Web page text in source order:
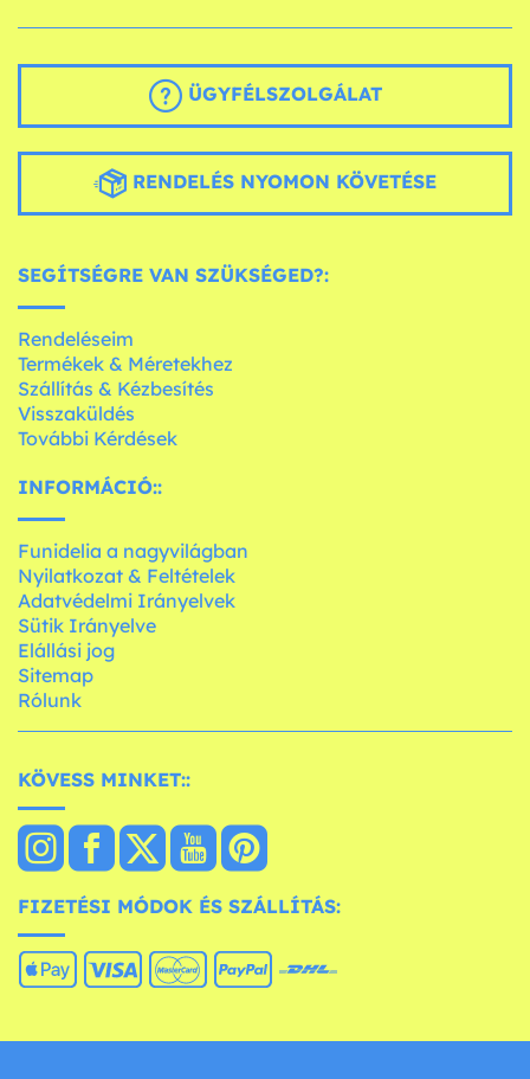
ÜGYFÉLSZOLGÁLAT
RENDELÉS NYOMON KÖVETÉSE
SEGÍTSÉGRE VAN SZÜKSÉGED?:
Rendeléseim
Termékek & Méretekhez
Szállítás & Kézbesítés
Visszaküldés
További Kérdések
INFORMÁCIÓ::
Funidelia a nagyvilágban
Nyilatkozat & Feltételek
Adatvédelmi Irányelvek
Sütik Irányelve
Elállási jog
Sitemap
Rólunk
KÖVESS MINKET::
FIZETÉSI MÓDOK ÉS SZÁLLÍTÁS: